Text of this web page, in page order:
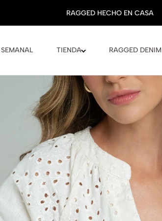
TIENDA RAGGED DENIM